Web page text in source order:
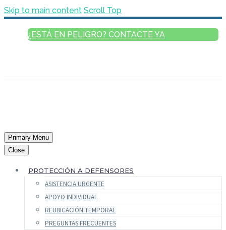
Skip to main content Scroll Top
¿ESTÁ EN PELIGRO? CONTACTE YA
Primary Menu
Close
PROTECCIÓN A DEFENSORES
ASISTENCIA URGENTE
APOYO INDIVIDUAL
REUBICACIÓN TEMPORAL
PREGUNTAS FRECUENTES